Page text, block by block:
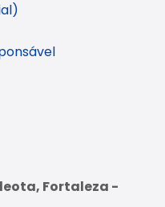
Fortaleza -